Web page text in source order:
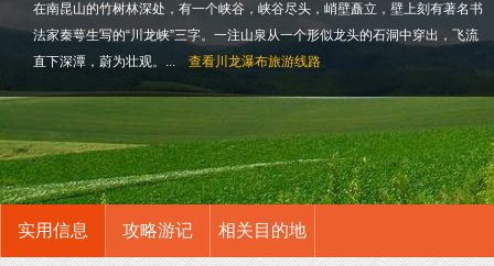
在南昆山的竹树林深处，有一个峡谷，峡谷尽头，峭壁矗立，壁上刻有著名书
法家秦萼生写的“川龙峡”三字。一注山泉从一个形似龙头的石洞中穿出，飞流
直下深潭，蔚为壮观。...
查看川龙瀑布旅游线路
实用信息 攻略游记 相关目的地